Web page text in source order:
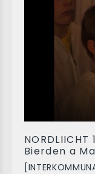
Bierden a